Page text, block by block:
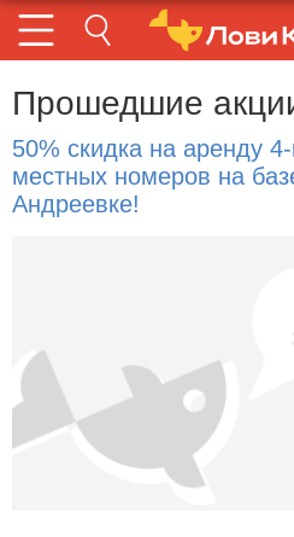
Прошедшие
50% скидка на аренду
местных номеров на
Андреевке!